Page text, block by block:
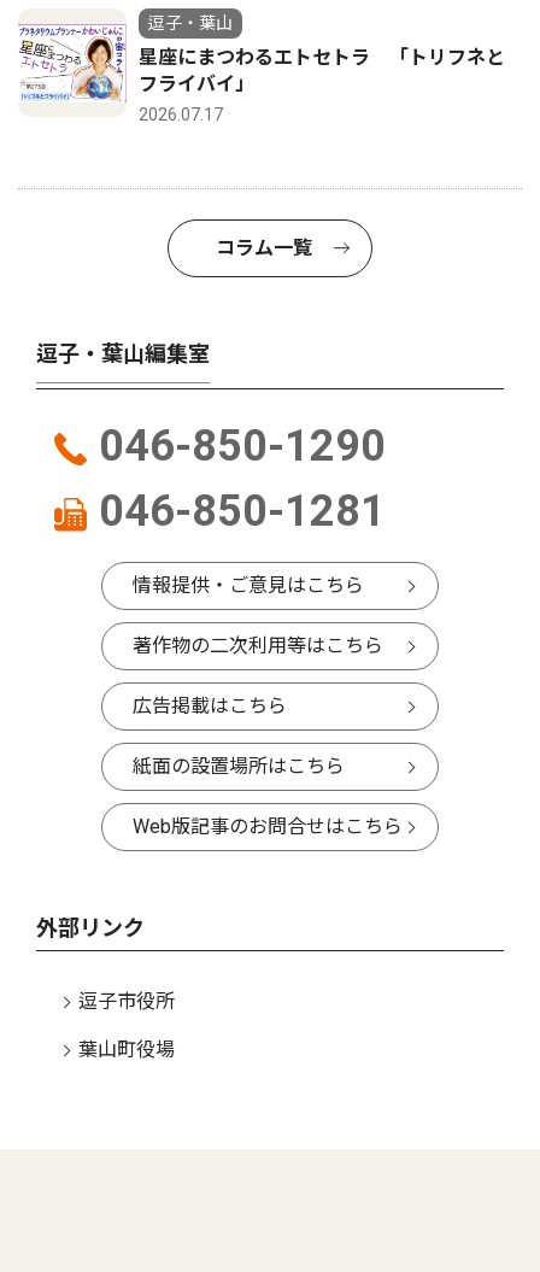
逗子・葉山
星座にまつわるエトセトラ 「トリフネと
フライバイ」
2026.07.17
コラム一覧
逗子・葉山編集室
046-850-1290
046-850-1281
情報提供・ご意見はこちら
著作物の二次利用等はこちら
広告掲載はこちら
紙面の設置場所はこちら
Web版記事のお問合せはこちら
外部リンク
逗子市役所
葉山町役場